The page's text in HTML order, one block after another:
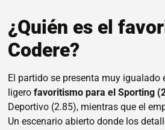
¿Quién es el
Codere?
El partido se presenta muy igualado
ligero favoritismo para el Sporting
Deportivo (2.85), mientras que el
Un escenario abierto donde los